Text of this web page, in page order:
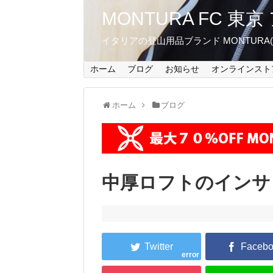
MONTURA FC 東
イタリアの登山用品ブランド
ホーム ブログ お知らせ オンラインスト
ホーム ブログ
中厚ロフトのイン
error